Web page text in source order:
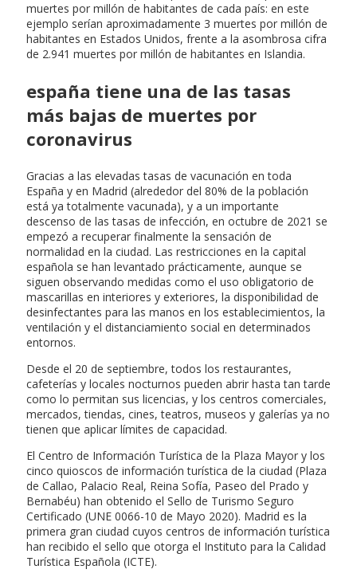
muertes por millón de habitantes de cada país: en este
ejemplo serían aproximadamente 3 muertes por millón de
habitantes en Estados Unidos, frente a la asombrosa cifra
de 2.941 muertes por millón de habitantes en Islandia.
españa tiene una de las tasas
más bajas de muertes por
coronavirus
Gracias a las elevadas tasas de vacunación en toda
España y en Madrid (alrededor del 80% de la población
está ya totalmente vacunada), y a un importante
descenso de las tasas de infección, en octubre de 2021 se
empezó a recuperar finalmente la sensación de
normalidad en la ciudad. Las restricciones en la capital
española se han levantado prácticamente, aunque se
siguen observando medidas como el uso obligatorio de
mascarillas en interiores y exteriores, la disponibilidad de
desinfectantes para las manos en los establecimientos, la
ventilación y el distanciamiento social en determinados
entornos.
Desde el 20 de septiembre, todos los restaurantes,
cafeterías y locales nocturnos pueden abrir hasta tan tarde
como lo permitan sus licencias, y los centros comerciales,
mercados, tiendas, cines, teatros, museos y galerías ya no
tienen que aplicar límites de capacidad.
El Centro de Información Turística de la Plaza Mayor y los
cinco quioscos de información turística de la ciudad (Plaza
de Callao, Palacio Real, Reina Sofía, Paseo del Prado y
Bernabéu) han obtenido el Sello de Turismo Seguro
Certificado (UNE 0066-10 de Mayo 2020). Madrid es la
primera gran ciudad cuyos centros de información turística
han recibido el sello que otorga el Instituto para la Calidad
Turística Española (ICTE).